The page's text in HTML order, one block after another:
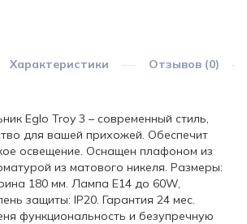
Характеристики Отзывов (0)
Eglo Troy 3 – современный стиль,
для вашей прихожей. Обеспечит
освещение. Оснащен плафоном из
из матового никеля. Размеры:
180 мм. Лампа E14 до 60W,
защиты: IP20. Гарантия 24 мес.
функциональность и безупречную